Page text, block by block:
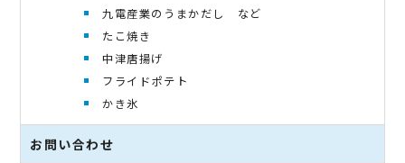
九電産業のうまかだし など
たこ焼き
中津唐揚げ
フライドポテト
かき氷
お問い合わせ